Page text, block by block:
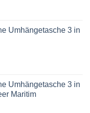
Umhängetasche 3 in
Umhängetasche 3 in
Maritim